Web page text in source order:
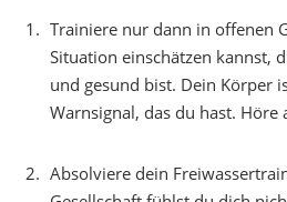
Trainiere nur dann in offenen
Situation einschätzen kannst,
und gesund bist. Dein Körper
Warnsignal, das du hast. Höre
Absolviere dein